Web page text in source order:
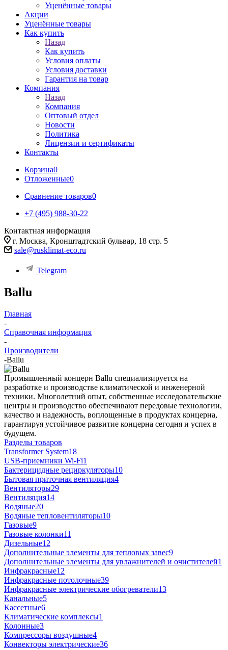
Уценённые товары
Акции
Уценённые товары
Как купить
Назад
Как купить
Условия оплаты
Условия доставки
Гарантия на товар
Компания
Назад
Компания
Оптовый отдел
Новости
Политика
Лицензии и сертификаты
Контакты
Корзина0
Отложенные0
Сравнение товаров0
+7 (495) 988-30-22
Контактная информация
г. Москва, Кронштадтский бульвар, 18 стр. 5
sale@rusklimat-eco.ru
Telegram
Ballu
Главная
-
Справочная информация
-
Производители
-Ballu
Промышленный концерн Ballu специализируется на
разработке и производстве климатической и инженерной
техники. Многолетний опыт, собственные исследовательские
центры и производство обеспечивают передовые технологии,
качество и надежность, воплощенные в продуктах концерна,
гарантируя устойчивое развитие концерна сегодня и успех в
будущем.
Разделы товаров
Transformer System18
USB-приемники Wi-Fi1
Бактерицидные рециркуляторы10
Бытовая приточная вентиляция4
Вентиляторы29
Вентиляция14
Водяные20
Водяные тепловентиляторы10
Газовые9
Газовые колонки11
Дизельные12
Дополнительные элементы для тепловых завес9
Дополнительные элементы для увлажнителей и очистителей1
Инфракрасные12
Инфракрасные потолочные39
Инфракрасные электрические обогреватели13
Канальные5
Кассетные6
Климатические комплексы1
Колонные3
Компрессоры воздушные4
Конвекторы электрические36